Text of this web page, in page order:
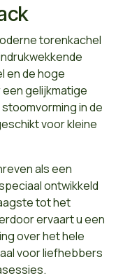
torenkachel
en de hoge
gelijkmatige
in de
voor kleine
als een
ontwikkeld
tot het
ervaart u een
over het hele
voor liefhebbers